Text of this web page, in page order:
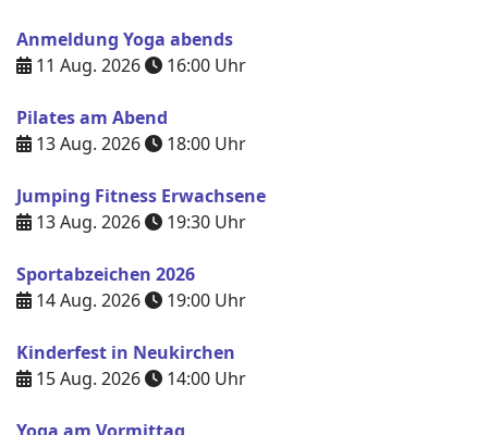
Anmeldung Yoga abends
11 Aug. 2026
16:00 Uhr
Pilates am Abend
13 Aug. 2026
18:00 Uhr
Jumping Fitness Erwachsene
13 Aug. 2026
19:30 Uhr
Sportabzeichen 2026
14 Aug. 2026
19:00 Uhr
Kinderfest in Neukirchen
15 Aug. 2026
14:00 Uhr